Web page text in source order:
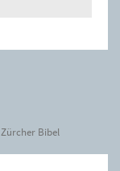
Zürcher Bibel